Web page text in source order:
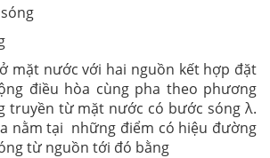
sóng
mặt nước với hai nguồn kết hợp đặt
điều hòa cùng pha theo phương
truyền từ mặt nước có bước sóng λ.
nằm tại những điểm có hiệu đường
từ nguồn tới đó bằng